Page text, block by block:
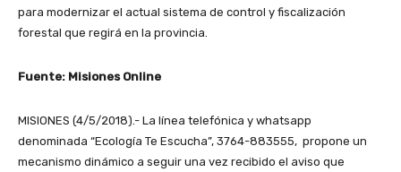
para modernizar el actual sistema de control y fiscalización
forestal que regirá en la provincia.
Fuente: Misiones Online
MISIONES (4/5/2018).- La línea telefónica y whatsapp
denominada “Ecología Te Escucha”, 3764-883555, propone un
mecanismo dinámico a seguir una vez recibido el aviso que